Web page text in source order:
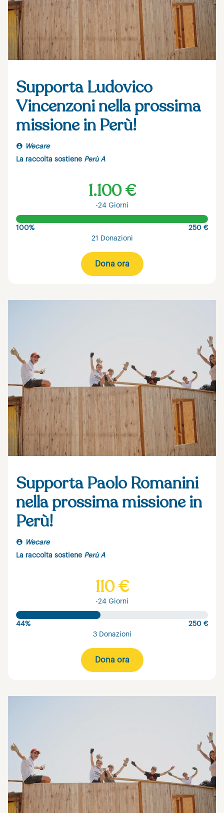
Supporta Ludovico
Vincenzoni nella prossima
missione in Perù!
Wecare
La raccolta sostiene Perù A
1.100 €
-24 Giorni
100%
250 €
21 Donazioni
Dona ora
Supporta Paolo Romanini
nella prossima missione in
Perù!
Wecare
La raccolta sostiene Perù A
110 €
-24 Giorni
44%
250 €
3 Donazioni
Dona ora